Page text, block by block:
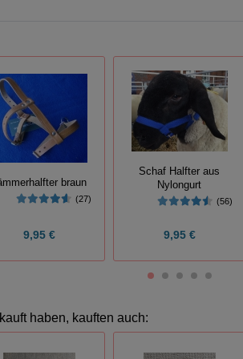
braun
(27)
9,95 €
Schaf Halfter aus
Nylongurt
(56)
9,95 €
haben, kauften auch: